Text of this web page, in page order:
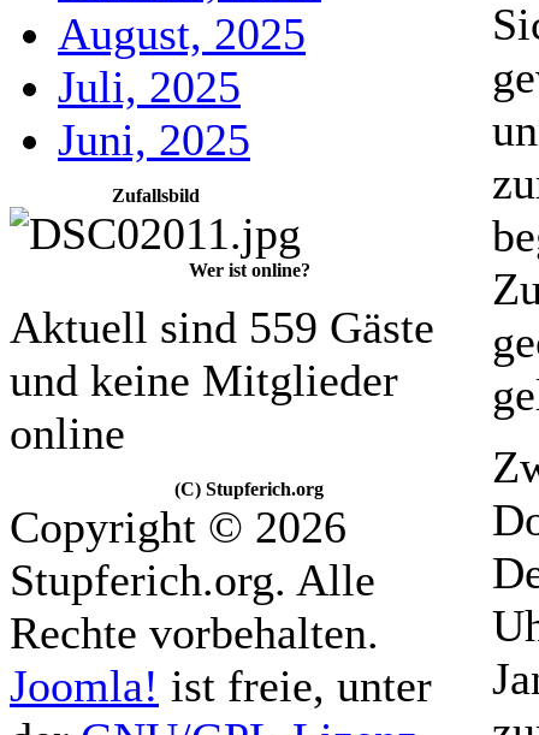
August, 2025
Juli, 2025
Juni, 2025
Zufallsbild
Wer ist online?
Aktuell sind 559 Gäste
und keine Mitglieder
online
(C) Stupferich.org
Copyright © 2026
Stupferich.org. Alle
Rechte vorbehalten.
Joomla! ist freie, unter